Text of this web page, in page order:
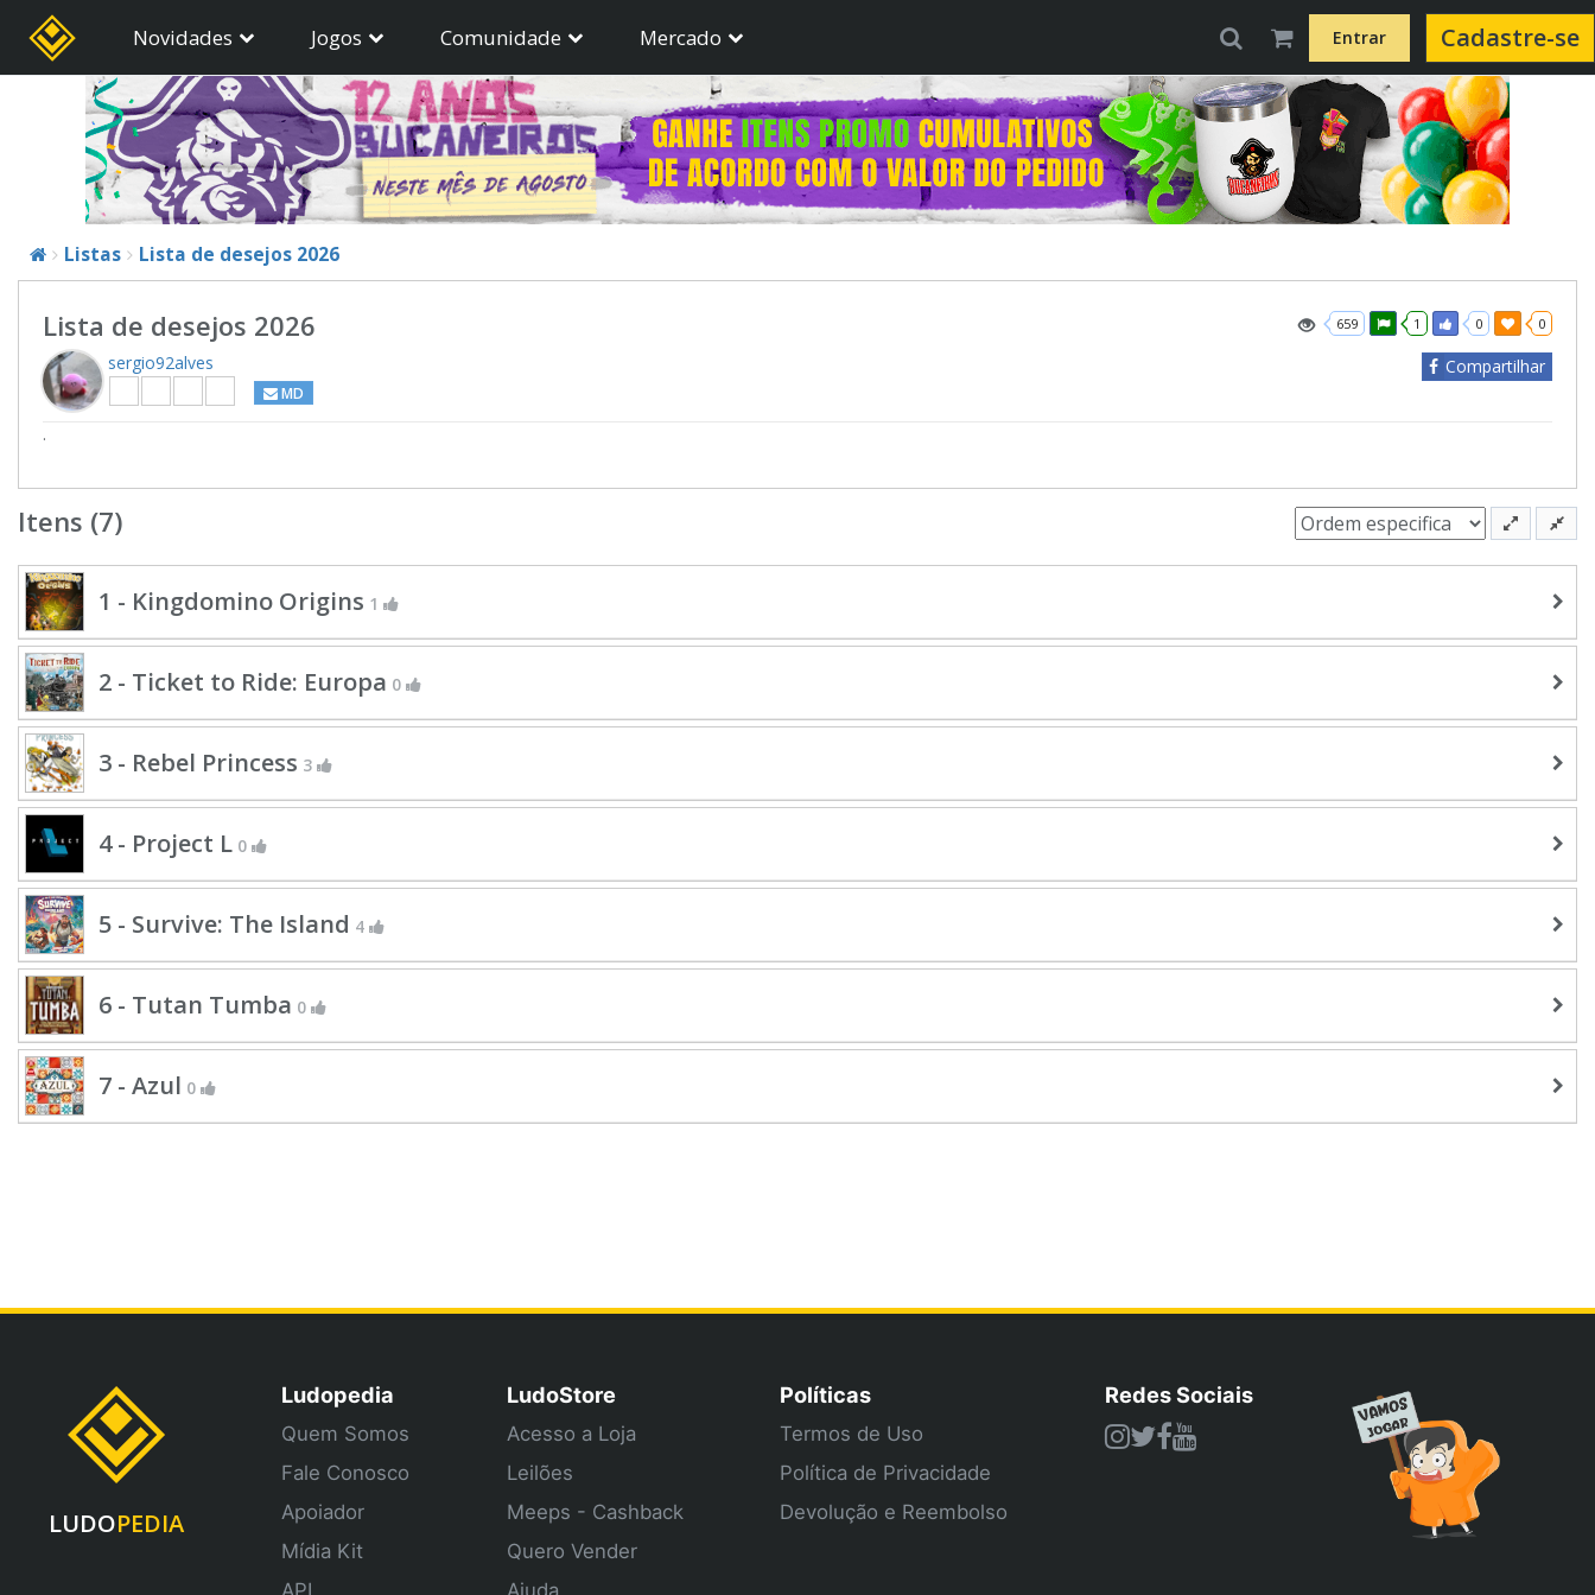
Novidades Jogos Comunidade Mercado Entrar Cadastre-se
Listas Lista de desejos 2026
659 1 0 0
Compartilhar
Lista de desejos 2026
sergio92alves
MD
.
Itens (7)
1 - Kingdomino Origins 1
2 - Ticket to Ride: Europa 0
3 - Rebel Princess 3
4 - Project L 0
5 - Survive: The Island 4
6 - Tutan Tumba 0
7 - Azul 0
LUDOPEDIA
Ludopedia
Quem Somos
Fale Conosco
Apoiador
Mídia Kit
API
LudoStore
Acesso a Loja
Leilões
Meeps - Cashback
Quero Vender
Ajuda
Políticas
Termos de Uso
Política de Privacidade
Devolução e Reembolso
Redes Sociais